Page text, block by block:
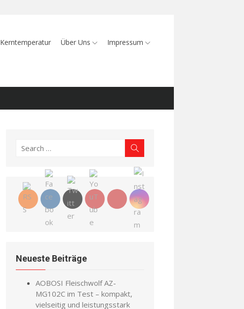
Kerntemperatur Über Uns Impressum
Search
Neueste Beiträge
AOBOSI Fleischwolf AZ-
MG102C im Test – kompakt,
vielseitig und leistungsstark